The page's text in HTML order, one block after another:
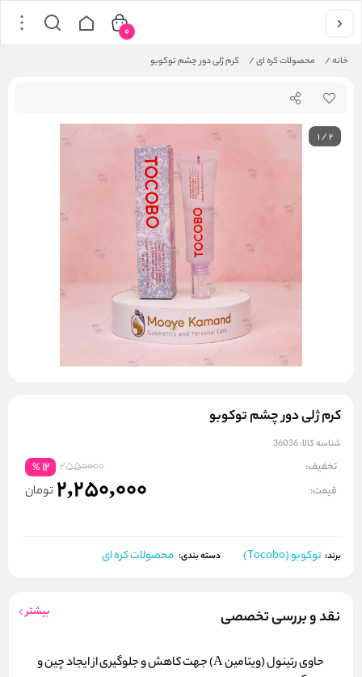
خانه/ محصولات کره ای/ کرم ژلی دور چشم توکوبو
0
1/2
کرم ژلی دور چشم توکوبو
شناسه کالا:36036
تخفیف: 2550000
12
%
قیمت: 2,250,000 تومان
برند: توکوبو (Tocobo) دسته بندی: محصولات کره ای
نقد و بررسی تخصصی بیشتر
حاوی رتینول (ویتامین A) جهت کاهش و جلوگیری از ایجاد چین و